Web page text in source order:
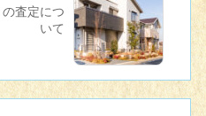
査定につ
いて